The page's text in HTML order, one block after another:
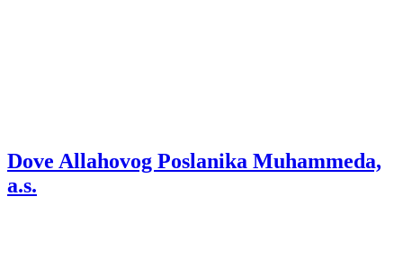
Dove Allahovog Poslanika Muhammeda,
a.s.